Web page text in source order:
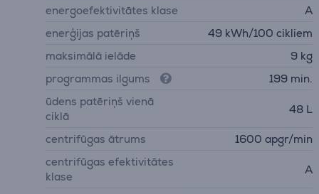
energoefektivitātes klase
A
enerģijas patēriņš
49 kWh/100 cikliem
maksimālā ielāde
9 kg
programmas ilgums
199 min.
ūdens patēriņš vienā
ciklā
48 L
centrifūgas ātrums
1600 apgr/min
centrifūgas efektivitātes
klase
A